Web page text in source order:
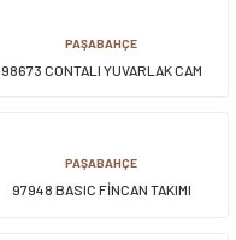
PAŞABAHÇE
98673 CONTALI YUVARLAK CAM
PAŞABAHÇE
97948 BASIC FİNCAN TAKIMI